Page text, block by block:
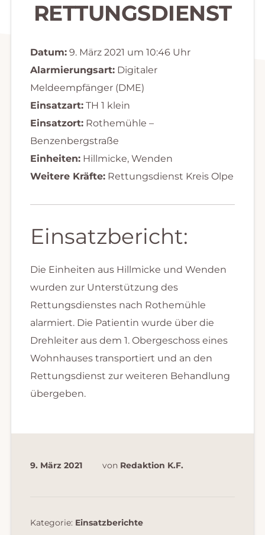
RETTUNGSDIENST
Datum:9. März 2021 um 10:46 Uhr
Alarmierungsart:Digitaler
Meldeempfänger (DME)
Einsatzart:TH 1 klein
Einsatzort:Rothemühle –
Benzenbergstraße
Einheiten:Hillmicke, Wenden
Weitere Kräfte:Rettungsdienst Kreis Olpe
Einsatzbericht:
Die Einheiten aus Hillmicke und Wenden
wurden zur Unterstützung des
Rettungsdienstes nach Rothemühle
alarmiert. Die Patientin wurde über die
Drehleiter aus dem 1. Obergeschoss eines
Wohnhauses transportiert und an den
Rettungsdienst zur weiteren Behandlung
übergeben.
9. März 2021 von Redaktion K.F.
Kategorie: Einsatzberichte